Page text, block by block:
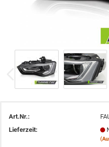
Art.Nr.:
Lieferzeit: